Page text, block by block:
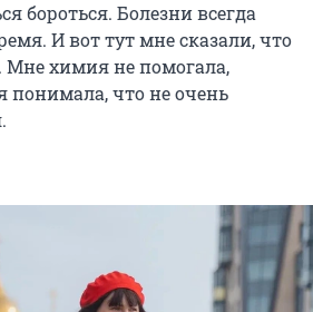
бороться. Болезни всегда
И вот тут мне сказали, что
Мне химия не помогала,
понимала, что не очень